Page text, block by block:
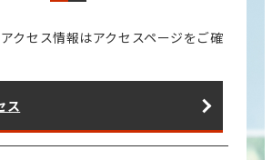
クセス情報はアクセスページをご確
ス